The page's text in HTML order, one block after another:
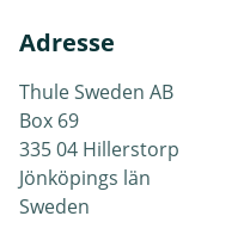
Adresse
Thule Sweden AB
Box 69
335 04 Hillerstorp
Jönköpings län
Sweden